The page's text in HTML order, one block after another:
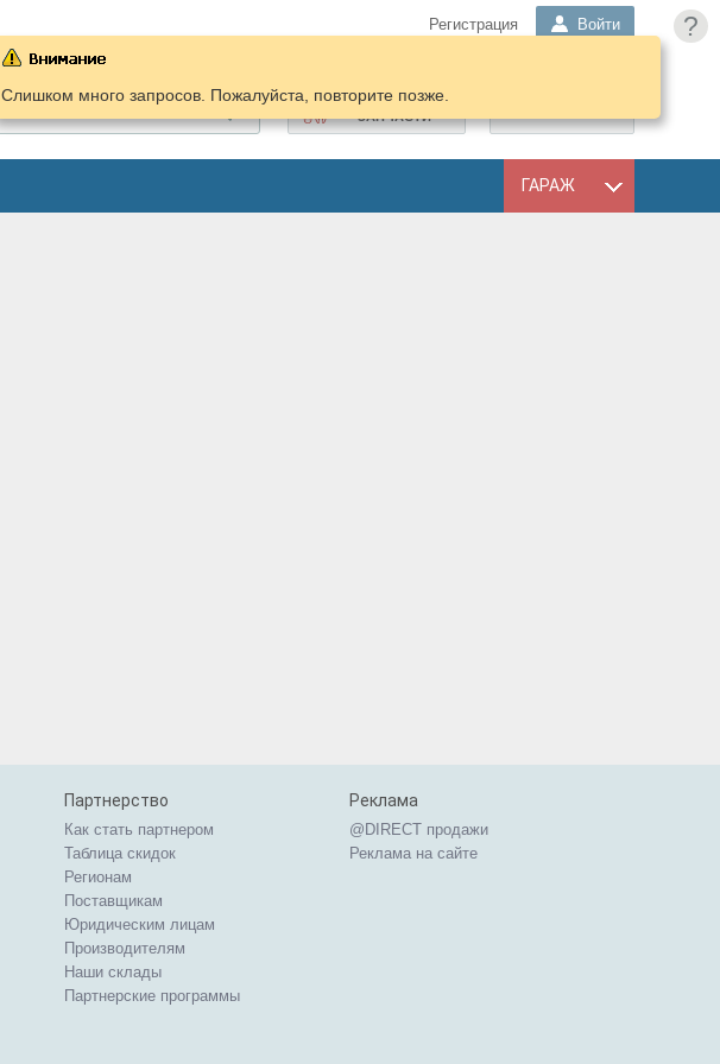
?
Регистрация Войти
ПОДОБРАТЬ
ЗАПЧАСТИ
ГАРАЖ
Слишком много запросов. Пожалуйста, повторите позже.
Партнерство
Как стать партнером
Таблица скидок
Регионам
Поставщикам
Юридическим лицам
Производителям
Наши склады
Партнерские программы
Реклама
@DIRECT продажи
Реклама на сайте